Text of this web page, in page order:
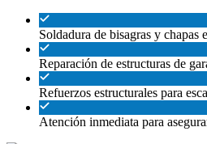
Soldadura de bisagras y chapas
Reparación de estructuras de
Refuerzos estructurales para
Atención inmediata para